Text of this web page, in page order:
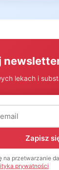
lekach i
Zapisz
na przetwarzanie
prywatności